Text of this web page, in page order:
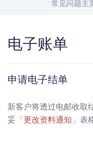
常见问题主
电子账单
申请电子结单
新客户将透过电邮收取
妥「更改资料通知 」表